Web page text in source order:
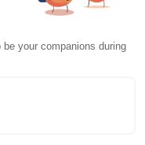
de carbono
your companions during